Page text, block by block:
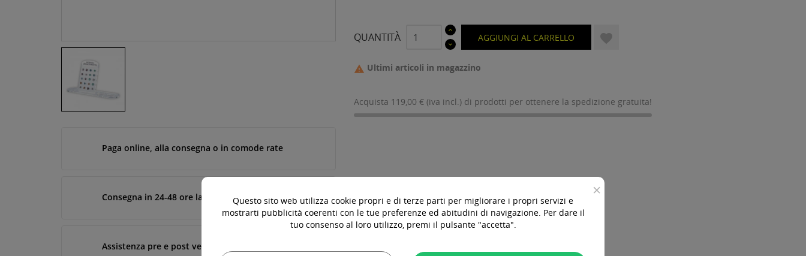
Paga online, alla consegna o in comode rate
Consegna in 24-48 ore lavorative*
Assistenza pre e post vendita
QUANTITÀ AGGIUNGI AL CARRELLO 
 Ultimi articoli in magazzino
Acquista 119,00 € (iva incl.) di prodotti per ottenere la spedizione gratuita!
×
Questo sito web utilizza cookie propri e di terze parti per migliorare i propri servizi e
mostrarti pubblicità coerenti con le tue preferenze ed abitudini di navigazione. Per dare il
tuo consenso al loro utilizzo, premi il pulsante "accetta".